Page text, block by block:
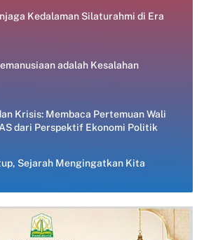
Kedalaman Silaturahmi di Era
adalah Kesalahan
Krisis: Membaca Pertemuan Wali
dari Perspektif Ekonomi Politik
Sejarah Mengingatkan Kita